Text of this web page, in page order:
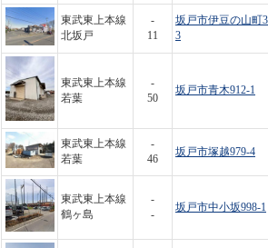
東武東上本線
北坂戸
-
11
坂戸市伊豆の山町
3
東武東上本線
若葉
-
50
坂戸市青木912-1
東武東上本線
若葉
-
46
坂戸市塚越979-4
東武東上本線
鶴ヶ島
-
-
坂戸市中小坂998-1